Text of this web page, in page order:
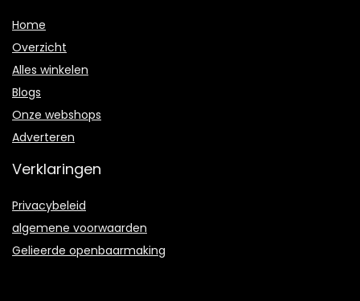
Home
Overzicht
Alles winkelen
Blogs
Onze webshops
Adverteren
Verklaringen
Privacybeleid
algemene voorwaarden
Gelieerde openbaarmaking